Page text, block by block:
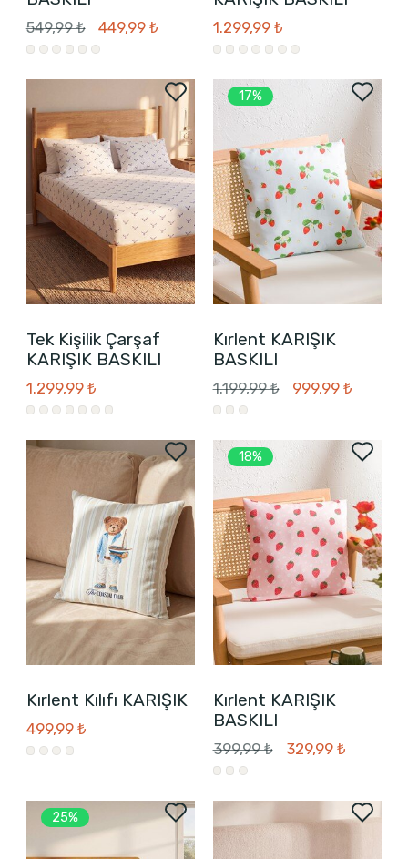
549,99 ₺ 449,99 ₺ 1.299,99 ₺
Tek Kişilik Çarşaf
KARIŞIK BASKILI
1.299,99 ₺
17%
Kırlent KARIŞIK
BASKILI
1.199,99 ₺ 999,99 ₺
Kırlent Kılıfı KARIŞIK
499,99 ₺
18%
Kırlent KARIŞIK
BASKILI
399,99 ₺ 329,99 ₺
25%